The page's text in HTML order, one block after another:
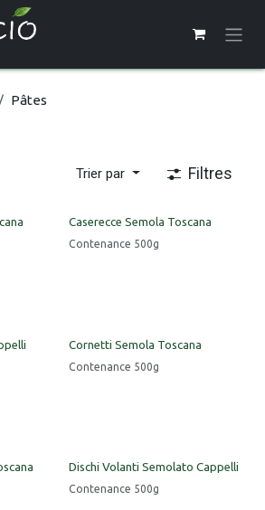
Pâtes
Trier par Filtres
Caserecce Semola Toscana
Contenance 500g
Cornetti Semola Toscana
Contenance 500g
Dischi Volanti Semolato Cappelli
Contenance 500g